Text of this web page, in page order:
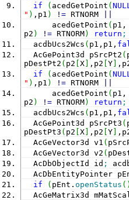
if
( acedGetPoint (
" ) ,p1 ) != RTNORM
acedGetPoint ( p1,
p2 ) != RTNORM) return ;
acdbUcs2Wcs ( p1,p1,
AcGePoint3d pSrcPt2 (
pDestPt2 ( p2 [X ,p2 [Y
if
( acedGetPoint (
" ) ,p1 ) != RTNORM
acedGetPoint ( p1,
p2 ) != RTNORM) return ;
acdbUcs2Wcs ( p1,p1,
AcGePoint3d pSrcPt3 (
pDestPt3 ( p2 [X ,p2 [Y
AcGeVector3d v1 (
AcGeVector3d v2 (
AcDbObjectId id ;
AcDbEntityPointer
if
( pEnt.openStatus (
AcGeMatrix3d